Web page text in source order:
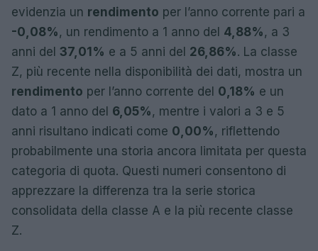
evidenzia un rendimento per l’anno corrente pari a
-0,08% , un rendimento a 1 anno del 4,88% , a 3
anni del 37,01% e a 5 anni del 26,86%. La classe
Z, più recente nella disponibilità dei dati, mostra un
rendimento per l’anno corrente del 0,18% e un
dato a 1 anno del 6,05% , mentre i valori a 3 e 5
anni risultano indicati come 0,00% , riflettendo
probabilmente una storia ancora limitata per questa
categoria di quota. Questi numeri consentono di
apprezzare la differenza tra la serie storica
consolidata della classe A e la più recente classe
Z.